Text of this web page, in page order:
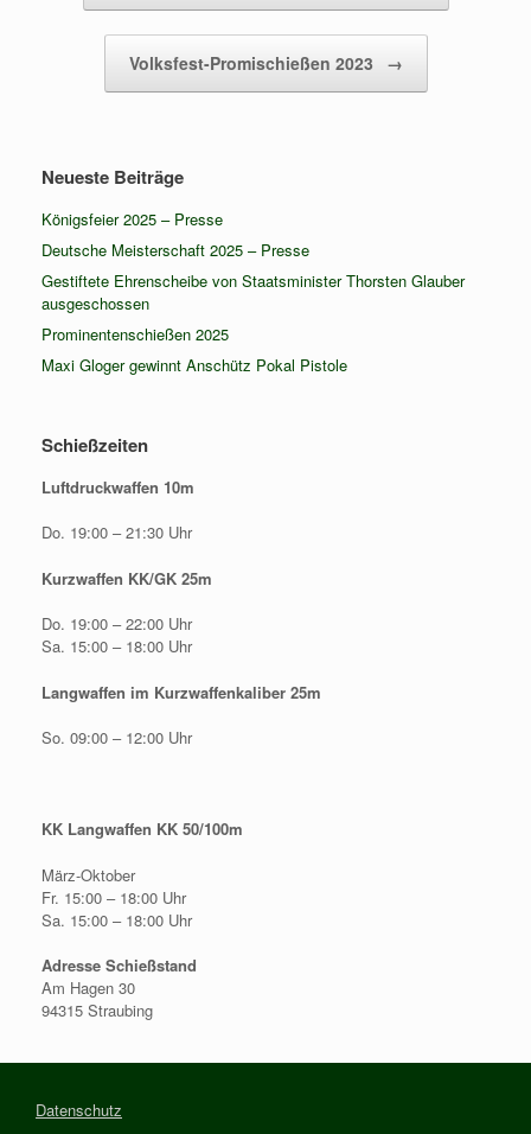
Volksfest-Promischießen 2023 →
Neueste Beiträge
Königsfeier 2025 – Presse
Deutsche Meisterschaft 2025 – Presse
Gestiftete Ehrenscheibe von Staatsminister Thorsten Glauber
ausgeschossen
Prominentenschießen 2025
Maxi Gloger gewinnt Anschütz Pokal Pistole
Schießzeiten
Luftdruckwaffen 10m
Do. 19:00 – 21:30 Uhr
Kurzwaffen KK/GK 25m
Do. 19:00 – 22:00 Uhr
Sa. 15:00 – 18:00 Uhr
Langwaffen im Kurzwaffenkaliber 25m
So. 09:00 – 12:00 Uhr
KK Langwaffen KK 50/100m
März-Oktober
Fr. 15:00 – 18:00 Uhr
Sa. 15:00 – 18:00 Uhr
Adresse Schießstand
Am Hagen 30
94315 Straubing
Datenschutz